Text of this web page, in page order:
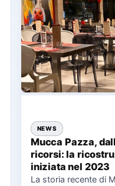
NEWS
Mucca Pazza,
ricorsi: la
iniziata nel 2023
La storia recente di